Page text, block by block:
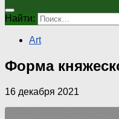
Найти:
Art
Форма
16 декабря 2021